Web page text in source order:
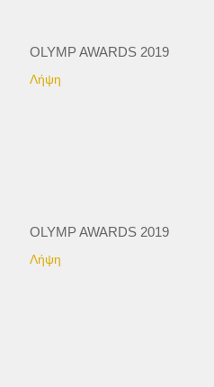
OLYMP AWARDS 2019
Λήψη
OLYMP AWARDS 2019
Λήψη